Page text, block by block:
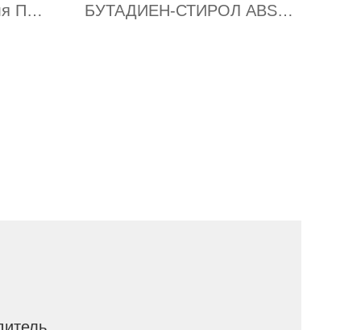
ППУ
БУТАДИЕН-СТИРОЛ ABS